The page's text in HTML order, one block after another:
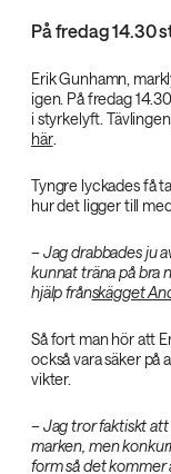
På fredag 14.30
Erik Gunhamn,
igen. På fredag
i styrkelyft.
här.
Tyngre lyckades få
hur det ligger till
– Jag drabbades ju
kunnat träna på bra
hjälp frånskägget
Så fort man hör att
också vara säker på
vikter.
– Jag tror faktiskt
marken, men
form så det kommer